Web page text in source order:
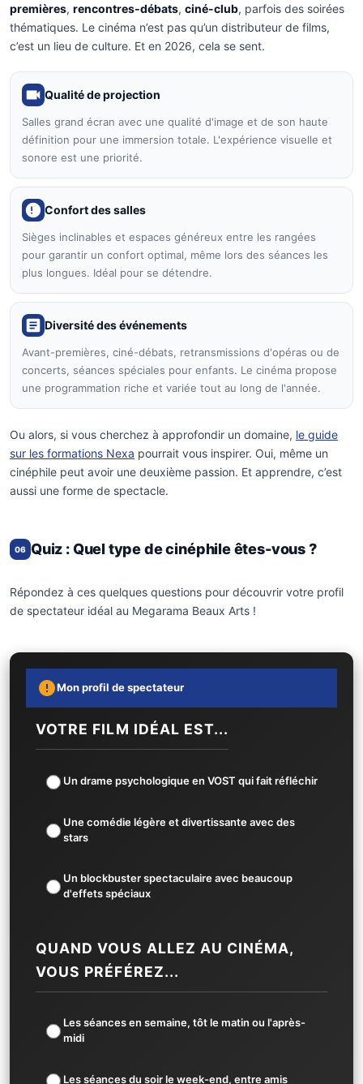
premières, rencontres-débats, ciné-club, parfois des soirées
thématiques. Le cinéma n’est pas qu’un distributeur de films,
c’est un lieu de culture. Et en 2026, cela se sent.
Qualité de projection
Salles grand écran avec une qualité d'image et de son haute
définition pour une immersion totale. L'expérience visuelle et
sonore est une priorité.
Confort des salles
Sièges inclinables et espaces généreux entre les rangées
pour garantir un confort optimal, même lors des séances les
plus longues. Idéal pour se détendre.
Diversité des événements
Avant-premières, ciné-débats, retransmissions d'opéras ou de
concerts, séances spéciales pour enfants. Le cinéma propose
une programmation riche et variée tout au long de l'année.
Ou alors, si vous cherchez à approfondir un domaine, le guide
sur les formations Nexa pourrait vous inspirer. Oui, même un
cinéphile peut avoir une deuxième passion. Et apprendre, c’est
aussi une forme de spectacle.
06 Quiz : Quel type de cinéphile êtes-vous ?
Répondez à ces quelques questions pour découvrir votre profil
de spectateur idéal au Megarama Beaux Arts !
Mon profil de spectateur
VOTRE FILM IDÉAL EST...
Un drame psychologique en VOST qui fait réfléchir
Une comédie légère et divertissante avec des
stars
Un blockbuster spectaculaire avec beaucoup
d'effets spéciaux
QUAND VOUS ALLEZ AU CINÉMA,
VOUS PRÉFÉREZ...
Les séances en semaine, tôt le matin ou l'après-
midi
Les séances du soir le week-end, entre amis